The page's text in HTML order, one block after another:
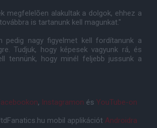
megfelelõen alakultak a dolgok, ehhez a
is tartanunk kell magunkat."
pedig nagy figyelmet kell fordítanunk a
Tudjuk, hogy képesek vagyunk rá, és
tennünk, hogy minél feljebb jussunk a
, Instagramon és YouTube-on
mobil applikációt Androidra